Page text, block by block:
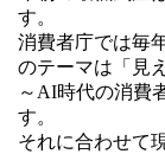
す。
消費者庁では毎
のテーマは「見
～AI時代の消費
す。
それに合わせて